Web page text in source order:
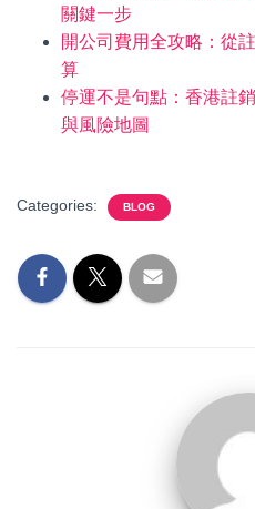
關鍵一步
開公司費用全攻略：從
算
停運不是句點：香港註
與風險地圖
Categories: BLOG